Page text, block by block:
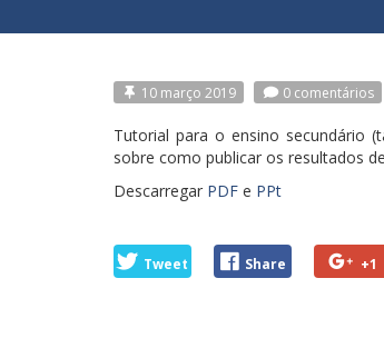
10 março 2019 0 comentários
Tutorial para o ensino secundário
sobre como publicar os resultados
Descarregar PDF e PPt
Tweet Share +1